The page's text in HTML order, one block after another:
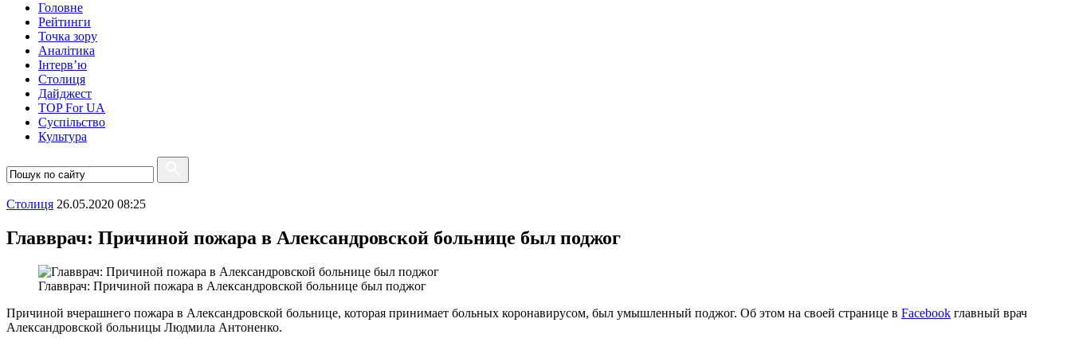
Головне
Рейтинги
Точка зору
Аналітика
Інтерв’ю
Столиця
Дайджест
TOP For UA
Суспiльство
Культура
Столиця 26.05.2020 08:25
Главврач: Причиной пожара в Александровской больнице был поджог
Главврач: Причиной пожара в Александровской больнице был поджог
Причиной вчерашнего пожара в Александровской больнице, которая принимает больных коронавирусом, был умышленный поджог. Об этом на своей странице в Facebook главный врач
Александровской больницы Людмила Антоненко.